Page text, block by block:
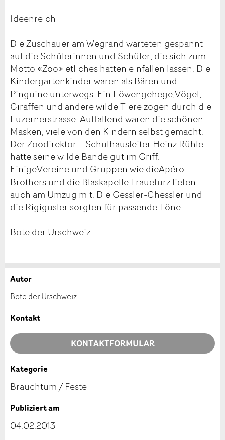
Ideenreich
Die Zuschauer am Wegrand warteten gespannt
auf die Schülerinnen und Schüler, die sich zum
Motto «Zoo» etliches hatten einfallen lassen. Die
Kindergartenkinder waren als Bären und
Pinguine unterwegs. Ein Löwengehege,Vögel,
Giraffen und andere wilde Tiere zogen durch die
Luzernerstrasse. Auffallend waren die schönen
Masken, viele von den Kindern selbst gemacht.
Der Zoodirektor – Schulhausleiter Heinz Rühle –
hatte seine wilde Bande gut im Griff.
EinigeVereine und Gruppen wie dieApéro
Brothers und die Blaskapelle Frauefurz liefen
auch am Umzug mit. Die Gessler-Chessler und
die Rigigusler sorgten für passende Töne.
Bote der Urschweiz
Anzeige beanstanden
Ihr Feedback wird sehr geschätzt!
Allgemeines Feedback
Anzeige nicht mehr gültig
Anzeige unvollständig
Anzeige weiterempfehlen
Empfehlen Sie diese Anzeige an Freunde weiter.
Autor
Bote der Urschweiz
Kontakt
KONTAKTFORMULAR
Kontakt
Verfassen Sie eine Nachricht für die Kontaktpersonen
Kategorie
Brauchtum / Feste
Publiziert am
04.02.2013